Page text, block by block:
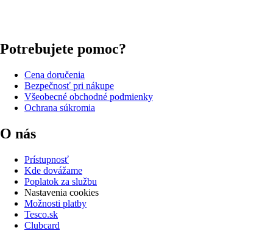
Potrebujete pomoc?
Cena doručenia
Bezpečnosť pri nákupe
Všeobecné obchodné podmienky
Ochrana súkromia
O nás
Prístupnosť
Kde dovážame
Poplatok za službu
Nastavenia cookies
Možnosti platby
Tesco.sk
Clubcard